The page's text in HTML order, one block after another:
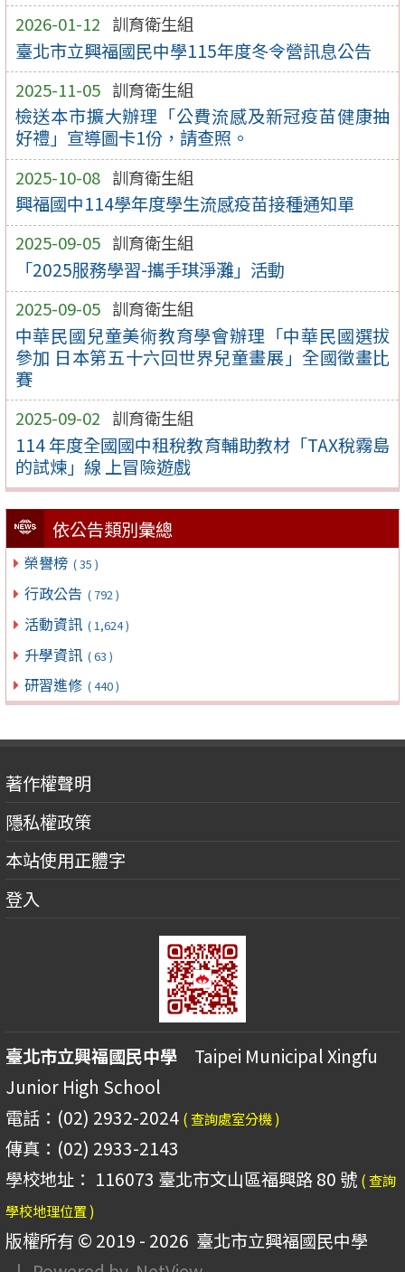
2026-01-12 訓育衛生組
臺北市立興福國民中學115年度冬令營訊息公告
2025-11-05 訓育衛生組
檢送本市擴大辦理「公費流感及新冠疫苗健康抽
好禮」宣導圖卡1份，請查照。
2025-10-08 訓育衛生組
興福國中114學年度學生流感疫苗接種通知單
2025-09-05 訓育衛生組
「2025服務學習-攜手琪淨灘」活動
2025-09-05 訓育衛生組
中華民國兒童美術教育學會辦理「中華民國選拔
參加 日本第五十六回世界兒童畫展」全國徵畫比
賽
2025-09-02 訓育衛生組
114 年度全國國中租稅教育輔助教材「TAX稅霧島
的試煉」線 上冒險遊戲
依公告類別彙總
榮譽榜 ( 35 )
行政公告 ( 792 )
活動資訊 ( 1,624 )
升學資訊 ( 63 )
研習進修 ( 440 )
著作權聲明
隱私權政策
本站使用正體字
登入
臺北市立興福國民中學 Taipei Municipal Xingfu
Junior High School
電話：(02) 2932-2024 ( 查詢處室分機 )
傳真：(02) 2933-2143
學校地址： 116073 臺北市文山區福興路 80 號 ( 查詢
學校地理位置 )
版權所有 © 2019 - 2026 臺北市立興福國民中學